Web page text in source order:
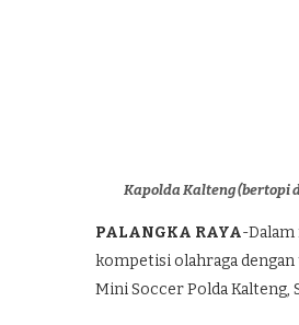
Kapolda Kalteng (bertopi
PALANGKA RAYA-Dalam
kompetisi olahraga dengan
Mini Soccer Polda Kalteng,